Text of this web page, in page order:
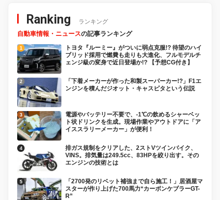
Ranking ランキング
自動車情報・ニュースの記事ランキング
トヨタ『ルーミー』がついに弱点克服!? 待望のハイ
ブリッド採用で燃費も走りも大進化、フルモデルチ
ェンジ級の変身で近日登場か!? 【予想CG付き】
「下着メーカーが作った和製スーパーカー!?」F1エ
ンジンを積んだジオット・キャスピタという伝説
電源やバッテリー不要で、-1℃の飲めるシャーベッ
ト状ドリンクを生成。現場作業やアウトドアに「ア
イススラリーメーカー」が便利！
排ガス規制をクリアした、2ストVツインバイク、
VINS。排気量は249.5cc、83HPを絞り出す。その
エンジンの技術とは
「2700発のリベット補強まで自ら施工！」居酒屋マ
スターが作り上げた700馬力“カーボンケブラーGT-
R”